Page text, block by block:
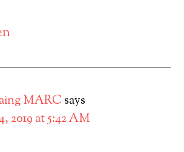
MARC says
2019 at 5:42 AM